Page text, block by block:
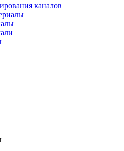
каналов